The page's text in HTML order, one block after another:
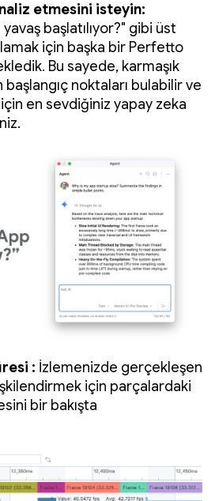
etmesini isteyin:
başlatılıyor?" gibi üst
için başka bir Perfetto
Bu sayede, karmaşık
noktaları bulabilir ve
en sevdiğiniz yapay zeka
: İzlemenizde gerçekleşen
için parçalardaki
bir bakışta